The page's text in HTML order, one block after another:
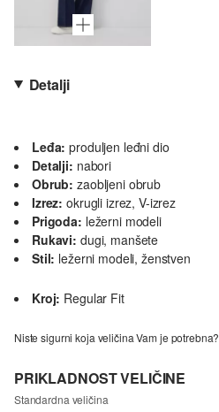
Detalji
Leđa: produljen leđni dio
Detalji: nabori
Obrub: zaobljeni obrub
Izrez: okrugli izrez, V-izrez
Prigoda: ležerni modeli
Rukavi: dugi, manšete
Stil: ležerni modeli, ženstven
Kroj: Regular Fit
Niste sigurni koja veličina Vam je potrebna?
PRIKLADNOST VELIČINE
Standardna veličina